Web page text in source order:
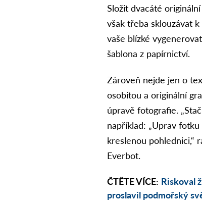
Složit dvacáté
však třeba sklouzávat
vaše blízké
šablona z papírnictví.
Zároveň nejde jen o
osobitou a originální
úpravě fotografie.
například: „Uprav
kreslenou pohlednici,“
Everbot.
ČTĚTE VÍCE: Riskoval
proslavil podmořský